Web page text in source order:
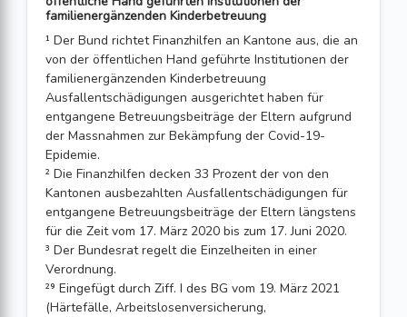
familienergänzenden Kinderbetreuung
¹ Der Bund richtet Finanzhilfen an Kantone aus, die an
von der öffentlichen Hand geführte Institutionen der
familienergänzenden Kinderbetreuung
Ausfallentschädigungen ausgerichtet haben für
entgangene Betreuungsbeiträge der Eltern aufgrund
der Massnahmen zur Bekämpfung der Covid-19-
Epidemie.
² Die Finanzhilfen decken 33 Prozent der von den
Kantonen ausbezahlten Ausfallentschädigungen für
entgangene Betreuungsbeiträge der Eltern längstens
für die Zeit vom 17. März 2020 bis zum 17. Juni 2020.
³ Der Bundesrat regelt die Einzelheiten in einer
Verordnung.
²⁹ Eingefügt durch Ziff. I des BG vom 19. März 2021
(Härtefälle, Arbeitslosenversicherung,